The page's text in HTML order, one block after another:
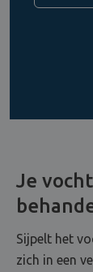
Je
Sijpelt het
zich in een